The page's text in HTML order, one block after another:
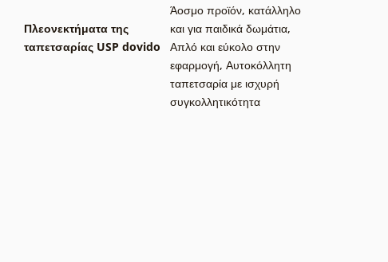
Πλεονεκτήματα της
ταπετσαρίας USP dovido
Άοσμο προϊόν, κατάλληλο
και για παιδικά δωμάτια,
Απλό και εύκολο στην
εφαρμογή, Αυτοκόλλητη
ταπετσαρία με ισχυρή
συγκολλητικότητα